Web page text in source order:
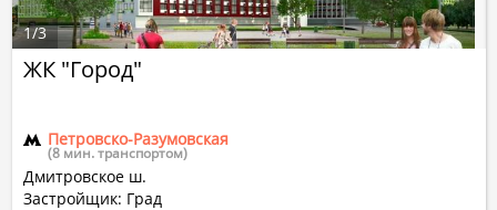
ЖК "Город"
Петровско-Разумовская
(8 мин. транспортом)
Дмитровское ш.
Застройщик: Град
1/3